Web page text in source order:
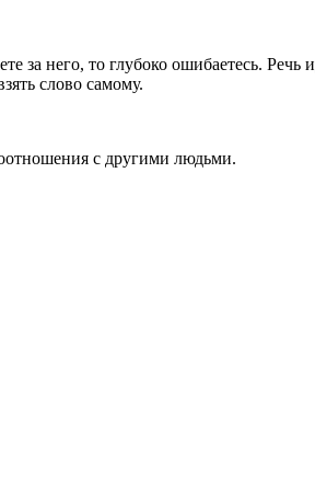
за него, то глубоко ошибаетесь.
слово самому.
с другими людьми.